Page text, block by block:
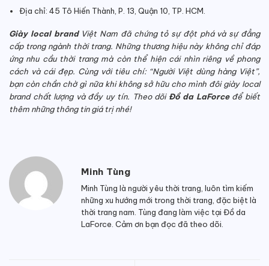
Địa chỉ: 45 Tô Hiến Thành, P. 13, Quận 10, TP. HCM.
Giày local brand Việt Nam đã chứng tỏ sự đột phá và sự đẳng
cấp trong ngành thời trang. Những thương hiệu này không chỉ đáp
ứng nhu cầu thời trang mà còn thể hiện cái nhìn riêng về phong
cách và cái đẹp. Cùng với tiêu chí: “Người Việt dùng hàng Việt”,
bạn còn chần chờ gì nữa khi không sở hữu cho mình đôi giày local
brand chất lượng và đầy uy tín. Theo dõiĐồ da LaForceđể biết
thêm những thông tin giá trị nhé!
Minh Tùng
Minh Tùng là người yêu thời trang, luôn tìm kiếm
những xu hướng mới trong thời trang, đặc biệt là
thời trang nam. Tùng đang làm việc tại Đồ da
LaForce. Cảm ơn bạn đọc đã theo dõi.